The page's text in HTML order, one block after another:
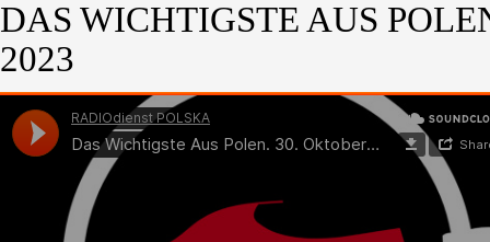
DAS WICHTIGSTE AUS
2023